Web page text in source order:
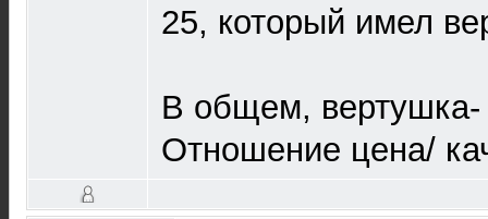
25, который имел
В общем,
Отношение цена/